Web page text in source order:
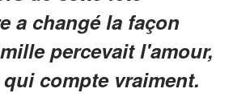
a changé la façon
percevait l'amour,
compte vraiment.